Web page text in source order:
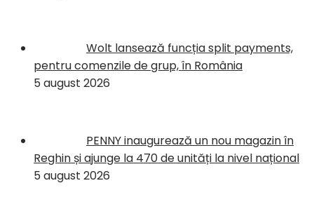
Wolt lansează funcția split payments,
pentru comenzile de grup, în România
5 august 2026
PENNY inaugurează un nou magazin în
Reghin și ajunge la 470 de unități la nivel național
5 august 2026